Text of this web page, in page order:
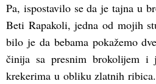
Pa, ispostavilo se da je tajna u
Beti Rapakoli, jedna od mojih
bilo je da bebama pokažemo
činija sa presnim brokolijem i
krekerima u obliku zlatnih